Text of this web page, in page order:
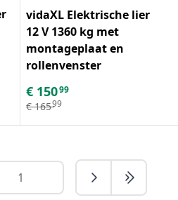
vidaXL Elektrische lier
12 V 1360 kg met
montageplaat en
rollenvenster
€ 15099
€ 16599